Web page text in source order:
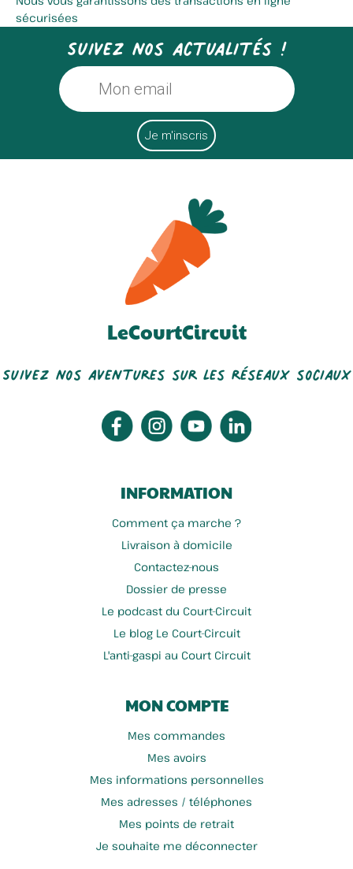
Les Ruchers Du Hainaut...
Rhônelle
Scea Mazingarbe
La Ferme De La Casseline
sécurisées
Suivez nos actualités !
LeCourtCircuit
Suivez nos aventures sur les réseaux sociaux
INFORMATION
Comment ça marche ?
Livraison à domicile
Contactez-nous
Dossier de presse
Le podcast du Court-Circuit
Le blog Le Court-Circuit
L'anti-gaspi au Court Circuit
MON COMPTE
Mes commandes
Mes avoirs
Mes informations personnelles
Mes adresses / téléphones
Mes points de retrait
Je souhaite me déconnecter